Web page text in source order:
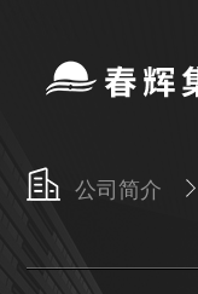
公司简介